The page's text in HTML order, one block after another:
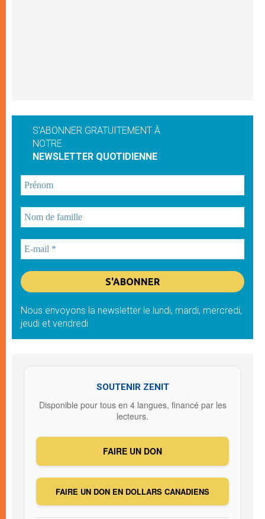
S'ABONNER GRATUITEMENT À
NOTRE
NEWSLETTER QUOTIDIENNE
Nous envoyons la newsletter le lundi, mardi, mercredi,
jeudi et vendredi
SOUTENIR ZENIT
Disponible pour tous en 4 langues, financé par les
lecteurs.
FAIRE UN DON
FAIRE UN DON EN DOLLARS CANADIENS